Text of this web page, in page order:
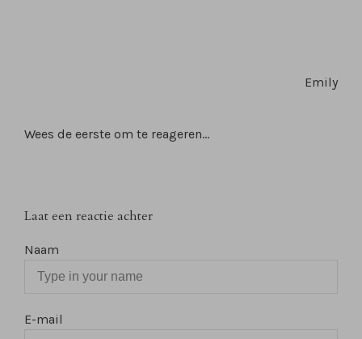
Emily
Wees de eerste om te reageren...
Laat een reactie achter
Naam
E-mail